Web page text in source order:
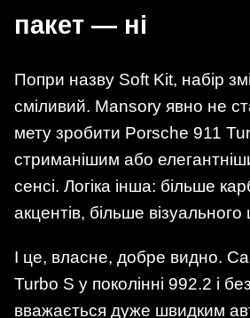
пакет — ні
Попри назву Soft Kit, набір
сміливий. Mansory явно не
мету зробити Porsche 911
стриманішим або
сенсі. Логіка інша: більше
акцентів, більше
І це, власне, добре видно.
Turbo S у поколінні 992.2 і
вважається дуже швидким